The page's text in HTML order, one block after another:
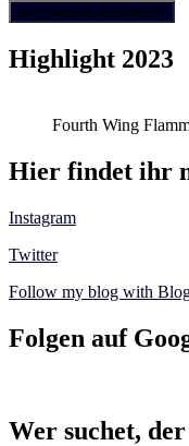
Highlight 2023
Fourth Wing
Hier findet ihr
Instagram
Twitter
Follow my blog with
Folgen auf
Wer suchet,